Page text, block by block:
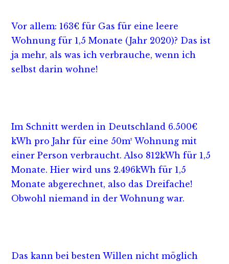
Vor allem: 163€ für Gas für eine leere
Wohnung für 1,5 Monate (Jahr 2020)? Das ist
ja mehr, als was ich verbrauche, wenn ich
selbst darin wohne!
Im Schnitt werden in Deutschland 6.500€
kWh pro Jahr für eine 50m² Wohnung mit
einer Person verbraucht. Also 812kWh für 1,5
Monate. Hier wird uns 2.496kWh für 1,5
Monate abgerechnet, also das Dreifache!
Obwohl niemand in der Wohnung war.
Das kann bei besten Willen nicht möglich